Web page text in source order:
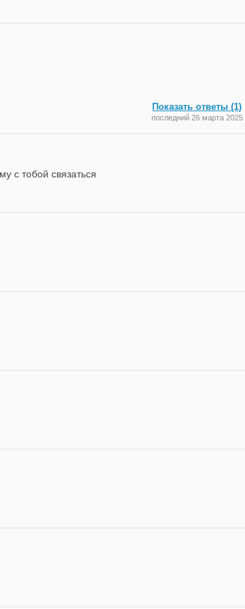
Показать ответы (1)
последний 26 марта 2025
с тобой связаться